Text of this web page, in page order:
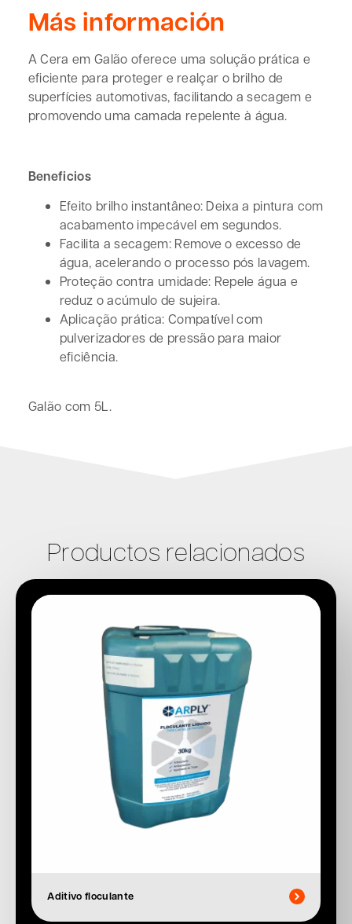
Más información
A Cera em Galão oferece uma solução prática e
eficiente para proteger e realçar o brilho de
superfícies automotivas, facilitando a secagem e
promovendo uma camada repelente à água.
Beneficios
Efeito brilho instantâneo: Deixa a pintura com
acabamento impecável em segundos.
Facilita a secagem: Remove o excesso de
água, acelerando o processo pós lavagem.
Proteção contra umidade: Repele água e
reduz o acúmulo de sujeira.
Aplicação prática: Compatível com
pulverizadores de pressão para maior
eficiência.
Galão com 5L.
Productos relacionados
Aditivo floculante